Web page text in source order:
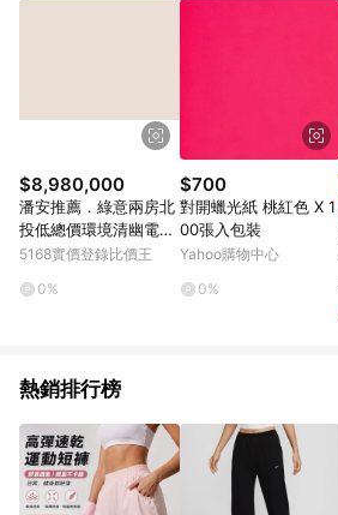
值點數、點數/禮物卡 [2025/2/16起適用] -
POINTS點數資格亦不得使用點數紅包 。 《7
「單一商品最高回饋點數」機制 (特殊活動時
限」)，以同一訂單中同一商品不論件數計算，
當下LINE購物所設定的回饋機制為準。 《8》
訊整合性平台，商品資料更新會有時間差，如
顏色、價位、贈品與PChome 24h購物銷售網
頁標示為準！
$8,980,000
潘安推薦．綠意兩房北
投低總價環境清幽電梯
美宅｜台北市北投區溫
5168實價登錄比價王
0%
$700
對開蠟光紙 桃紅色 X 1
00張入包裝
Yahoo購物中心
0%
熱銷排行榜